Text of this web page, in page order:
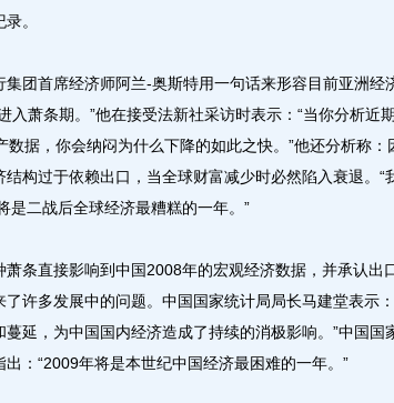
。
首席经济师阿兰-奥斯特用一句话来形容目前亚洲经
入萧条期。”他在接受法新社采访时表示：“当你分析近
数据，你会纳闷为什么下降的如此之快。”他还分析称：
构过于依赖出口，当全球财富减少时必然陷入衰退。“
是二战后全球经济最糟糕的一年。”
直接影响到中国2008年的宏观经济数据，并承认出
了许多发展中的问题。中国国家统计局局长马建堂表示
延，为中国国内经济造成了持续的消极影响。”中国国
：“2009年将是本世纪中国经济最困难的一年。”